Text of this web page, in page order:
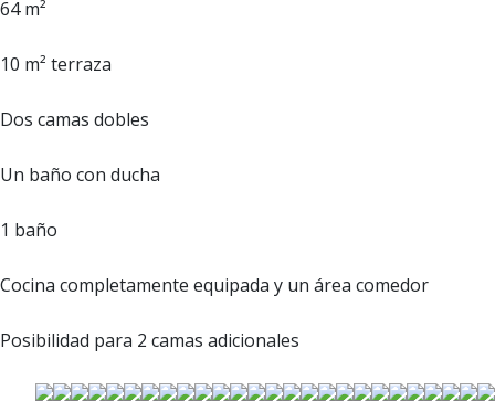
64 m²
10 m² terraza
Dos camas dobles
Un baño con ducha
1 baño
Cocina completamente equipada y un área comedor
Posibilidad para 2 camas adicionales